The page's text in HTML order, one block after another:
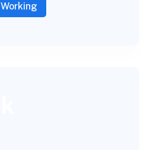
Working